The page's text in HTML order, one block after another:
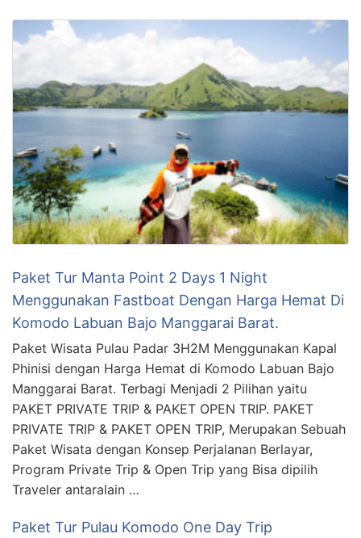
Paket Tur Manta Point 2 Days 1 Night
Menggunakan Fastboat Dengan Harga Hemat Di
Komodo Labuan Bajo Manggarai Barat.
Paket Wisata Pulau Padar 3H2M Menggunakan Kapal
Phinisi dengan Harga Hemat di Komodo Labuan Bajo
Manggarai Barat. Terbagi Menjadi 2 Pilihan yaitu
PAKET PRIVATE TRIP & PAKET OPEN TRIP. PAKET
PRIVATE TRIP & PAKET OPEN TRIP, Merupakan Sebuah
Paket Wisata dengan Konsep Perjalanan Berlayar,
Program Private Trip & Open Trip yang Bisa dipilih
Traveler antaralain …
Paket Tur Pulau Komodo One Day Trip